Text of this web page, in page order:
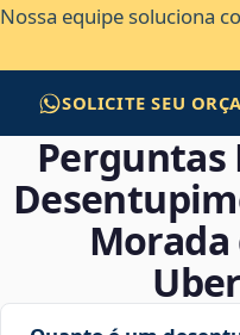
Nossa equipe soluciona
SOLICITE SEU
Perguntas
Morada